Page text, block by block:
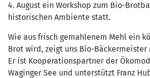
4. August ein Workshop zum Bio-
historischen Ambiente statt.
Wie aus frisch gemahlenem Mehl ein
Brot wird, zeigt uns Bio-Bäckermeister
Er ist Kooperationspartner der
Waginger See und unterstützt Franz